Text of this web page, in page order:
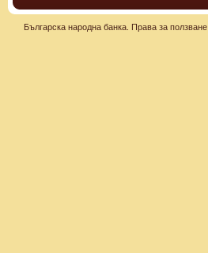
Българска народна банка. Права за ползване